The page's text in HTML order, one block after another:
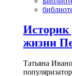
Историк
жизни
Татьяна